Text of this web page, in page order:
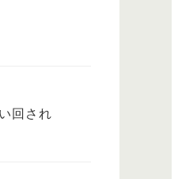
回され